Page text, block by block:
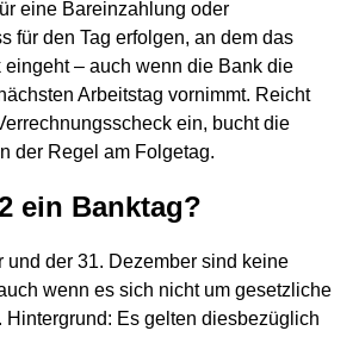
eine Bareinzahlung oder
für den Tag erfolgen, an dem das
– auch wenn die Bank die
Arbeitstag vornimmt. Reicht
ein, bucht die
der Regel am Folgetag.
ein Banktag?
und der 31. Dezember sind keine
wenn es sich nicht um gesetzliche
Hintergrund: Es gelten diesbezüglich